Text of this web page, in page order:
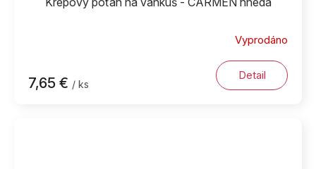
Vyprodáno
7,65 € / ks
Detail